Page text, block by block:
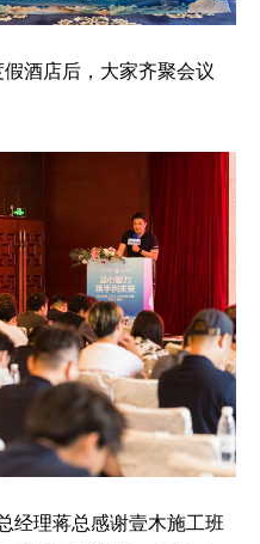
酒店后，大家齐聚会议
经理蒋总感谢壹木施工班